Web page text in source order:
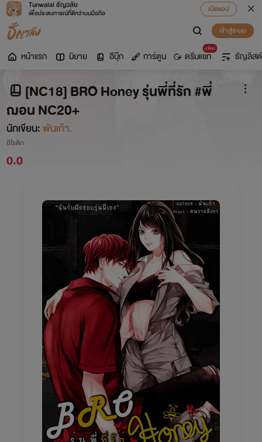
Tunwalai ธัญวลัย
เพื่อประสบการณ์ที่ดีกว่าบนมือถือ
เปิดแอป
เข้าสู่ระบบ
หน้าแรก นิยาย อีบุ๊ก การ์ตูน
มาใหม่
ดรีมแชท ธัญลิสต์
[NC18] BRO Honey รุ่นพี่ที่รัก #พี่
ฌอน NC20+
นักเขียน:พันเก้า.
อีโรติก
0.0